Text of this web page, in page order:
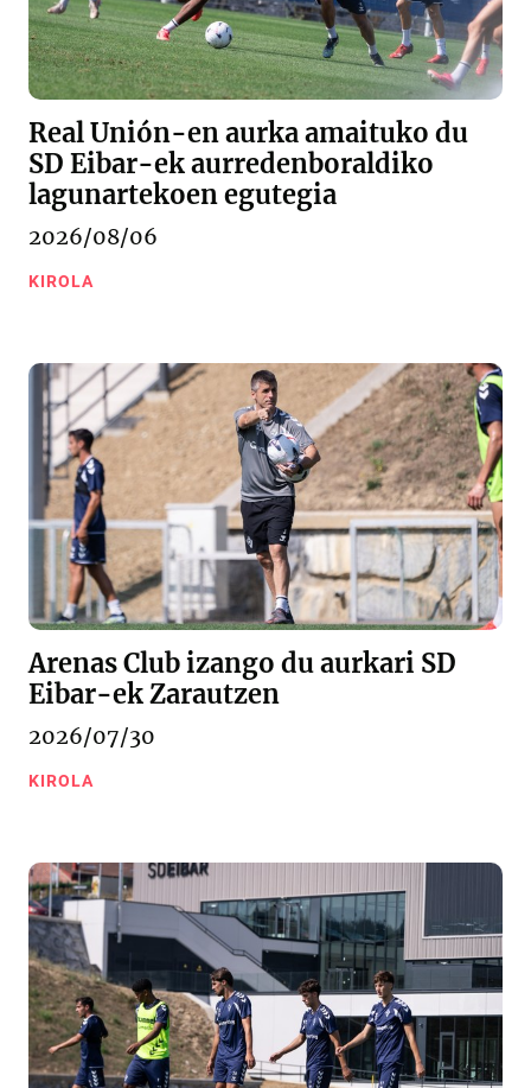
Real Unión-en aurka amaituko du
SD Eibar-ek aurredenboraldiko
lagunartekoen egutegia
2026/08/06
KIROLA
Arenas Club izango du aurkari SD
Eibar-ek Zarautzen
2026/07/30
KIROLA